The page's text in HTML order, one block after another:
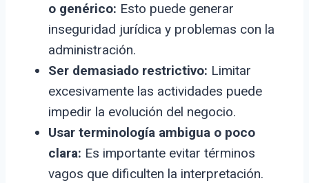
o genérico: Esto puede generar
inseguridad jurídica y problemas con la
administración.
Ser demasiado restrictivo: Limitar
excesivamente las actividades puede
impedir la evolución del negocio.
Usar terminología ambigua o poco
clara: Es importante evitar términos
vagos que dificulten la interpretación.